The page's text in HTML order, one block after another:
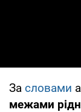
За словами
межами